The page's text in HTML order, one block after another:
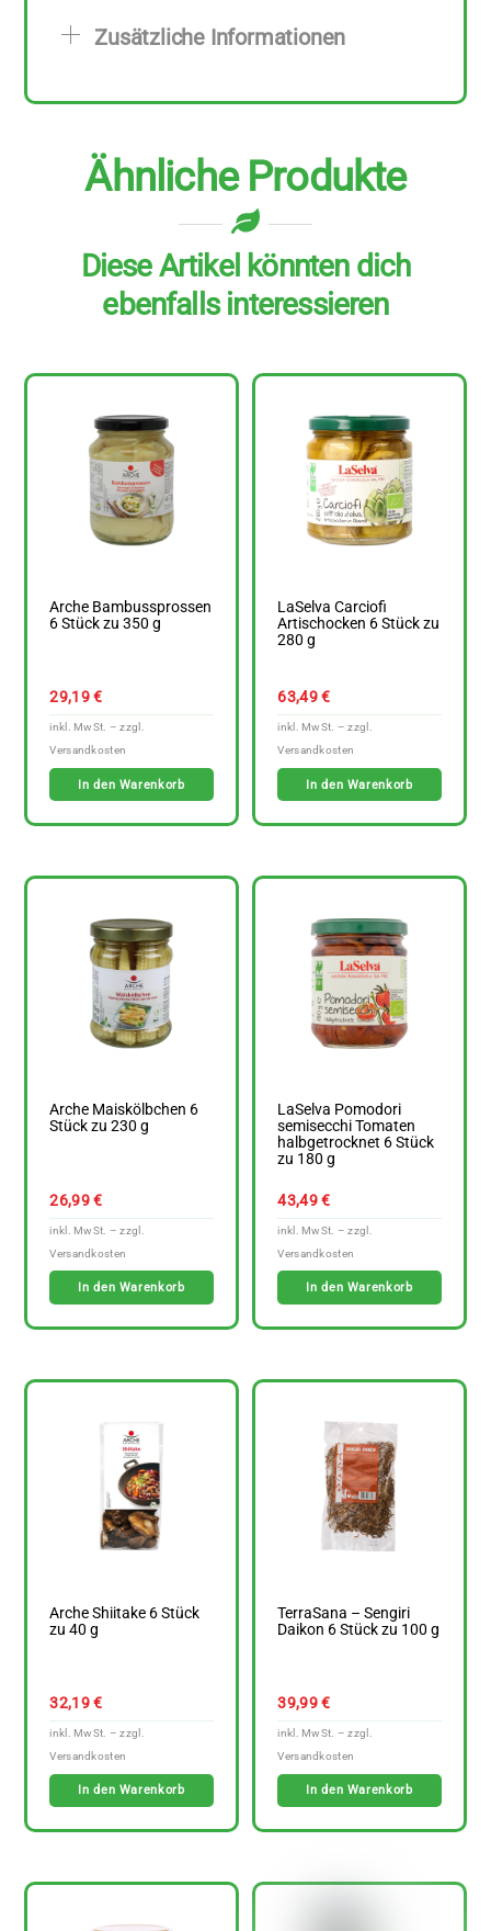
171
Menge
Zusätzliche Informationen
Ähnliche Produkte
Diese Artikel könnten dich
ebenfalls interessieren
Arche Bambussprossen
6 Stück zu 350 g
29,19€
In den Warenkorb
LaSelva Carciofi
Artischocken 6 Stück zu
280 g
63,49€
In den Warenkorb
Arche Maiskölbchen 6
Stück zu 230 g
26,99€
In den Warenkorb
LaSelva Pomodori
semisecchi Tomaten
halbgetrocknet 6 Stück
zu 180 g
43,49€
In den Warenkorb
Arche Shiitake 6 Stück
zu 40 g
32,19€
In den Warenkorb
TerraSana – Sengiri
Daikon 6 Stück zu 100 g
39,99€
In den Warenkorb